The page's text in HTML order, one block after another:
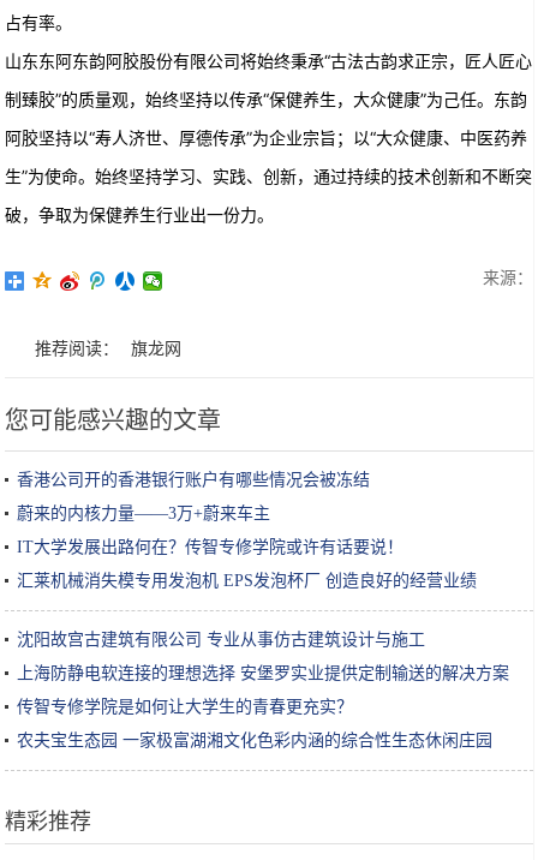
占有率。
山东东阿东韵阿胶股份有限公司将始终秉承“古法古韵求正宗，匠人匠心
制臻胶”的质量观，始终坚持以传承“保健养生，大众健康”为己任。东韵
阿胶坚持以“寿人济世、厚德传承”为企业宗旨；以“大众健康、中医药养
生”为使命。始终坚持学习、实践、创新，通过持续的技术创新和不断突
破，争取为保健养生行业出一份力。
来源：
推荐阅读： 旗龙网
您可能感兴趣的文章
香港公司开的香港银行账户有哪些情况会被冻结
蔚来的内核力量——3万+蔚来车主
IT大学发展出路何在？传智专修学院或许有话要说！
汇莱机械消失模专用发泡机 EPS发泡杯厂 创造良好的经营业绩
沈阳故宫古建筑有限公司 专业从事仿古建筑设计与施工
上海防静电软连接的理想选择 安堡罗实业提供定制输送的解决方案
传智专修学院是如何让大学生的青春更充实？
农夫宝生态园 一家极富湖湘文化色彩内涵的综合性生态休闲庄园
精彩推荐